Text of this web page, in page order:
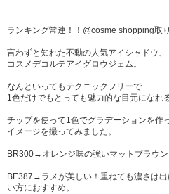
ランキング常連！！@cosme shopping取
言わずと知れた不動の人気アイシャドウ、
コスメデコルテアイグロウジェム。
なんといってもテクニックフリーで
1色だけでもとっても魅力的な目元になれ
チップを使って1色でグラデーションを作
イメージを撮ってみました。
BR300→オレンジ味の強いマットブラウ
BE387→ラメが美しい！重ねても濃さは
い方におすすめ。